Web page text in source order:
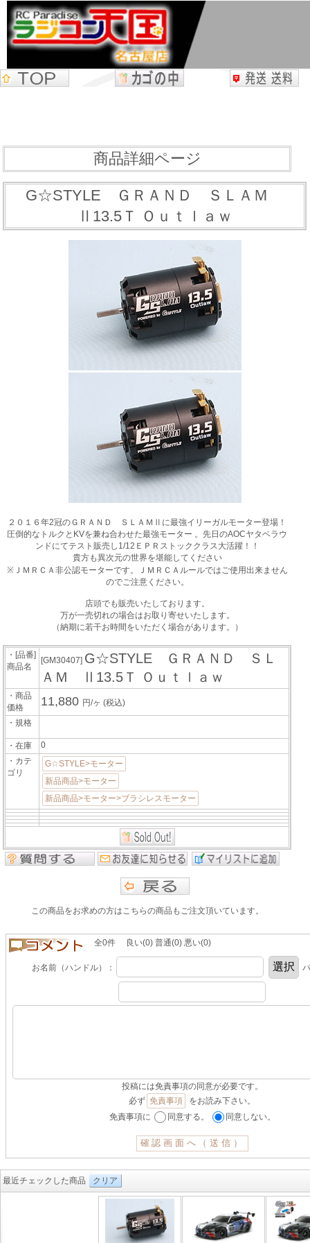
商品詳細ページ
G☆STYLE ＧＲＡＮＤ ＳＬＡＭ
Ⅱ13.5Ｔ Ｏｕｔｌａｗ
２０１６年2冠のＧＲＡＮＤ ＳＬＡＭⅡに最強イリーガルモーター登場！
圧倒的なトルクとKVを兼ね合わせた最強モーター 。先日のAOCヤタベラウ
ンドにてテスト販売し1/12ＥＰＲストッククラス大活躍！！
貴方も異次元の世界を堪能してください
※ＪＭＲＣＡ非公認モーターです。ＪＭＲＣＡルールではご使用出来ません
のでご注意ください。
店頭でも販売いたしております。
万が一売切れの場合はお取り寄せいたします。
（納期に若干お時間をいただく場合があります。）
・[品番]
商品名
[GM30407] G☆STYLE ＧＲＡＮＤ ＳＬ
ＡＭ Ⅱ13.5Ｔ Ｏｕｔｌａｗ
・商品
価格
11,880 円/ヶ(税込)
・規格
・在庫
0
・カテ
ゴリ
G☆STYLE>モーター
新品商品>モーター
新品商品>モーター>ブラシレスモーター
この商品をお求めの方はこちらの商品もご注文頂いています。
全0件 良い(0) 普通(0) 悪い(0)
お名前（ハンドル）：
投稿には免責事項の同意が必要です。
必ず 免責事項
をお読み下さい。
免責事項に
同意する。 同意しない。
最近チェックした商品 クリア